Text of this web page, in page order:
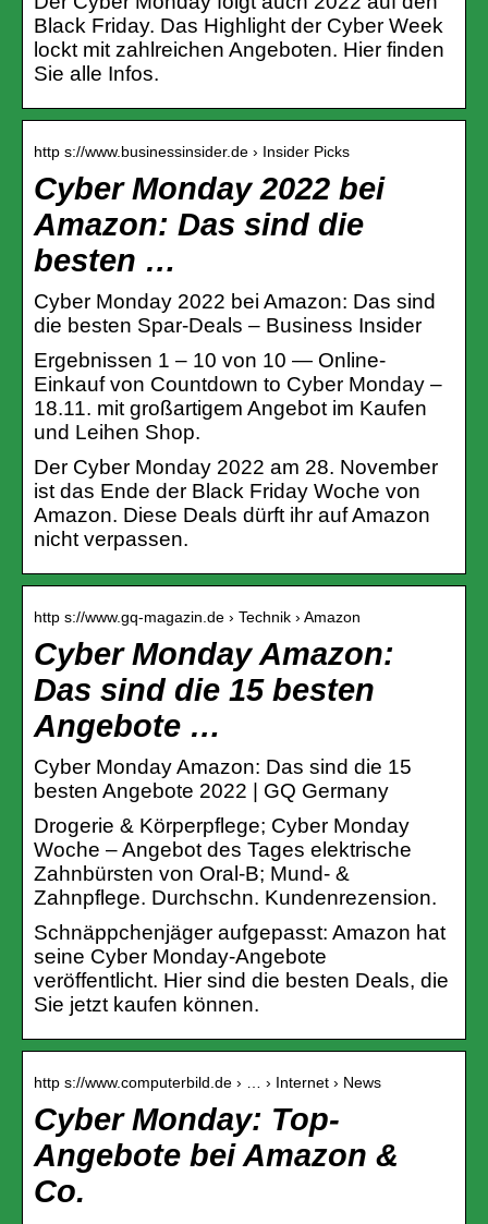
Black Friday. Das Highlight der Cyber Week
lockt mit zahlreichen Angeboten. Hier finden
Sie alle Infos.
http s://www.businessinsider.de › Insider Picks
Cyber Monday 2022 bei
Amazon: Das sind die
besten …
Cyber Monday 2022 bei Amazon: Das sind
die besten Spar-Deals – Business Insider
Ergebnissen 1 – 10 von 10 — Online-
Einkauf von Countdown to Cyber Monday –
18.11. mit großartigem Angebot im Kaufen
und Leihen Shop.
Der Cyber Monday 2022 am 28. November
ist das Ende der Black Friday Woche von
Amazon. Diese Deals dürft ihr auf Amazon
nicht verpassen.
http s://www.gq-magazin.de › Technik › Amazon
Cyber Monday Amazon:
Das sind die 15 besten
Angebote …
Cyber Monday Amazon: Das sind die 15
besten Angebote 2022 | GQ Germany
Drogerie & Körperpflege; Cyber Monday
Woche – Angebot des Tages elektrische
Zahnbürsten von Oral-B; Mund- &
Zahnpflege. Durchschn. Kundenrezension.
Schnäppchenjäger aufgepasst: Amazon hat
seine Cyber Monday-Angebote
veröffentlicht. Hier sind die besten Deals, die
Sie jetzt kaufen können.
http s://www.computerbild.de › … › Internet › News
Cyber Monday: Top-
Angebote bei Amazon &
Co.